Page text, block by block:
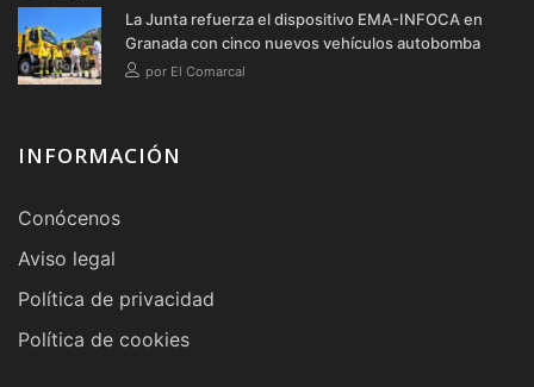
La Junta refuerza el dispositivo EMA-INFOCA en
Granada con cinco nuevos vehículos autobomba
por El Comarcal
INFORMACIÓN
Conócenos
Aviso legal
Política de privacidad
Política de cookies